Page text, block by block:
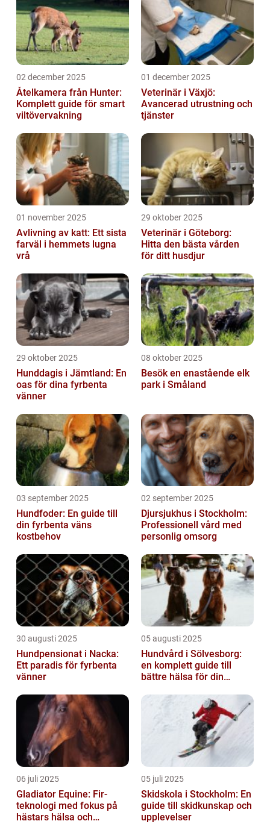
02 december 2025
Åtelkamera från Hunter:
Komplett guide för smart
viltövervakning
01 december 2025
Veterinär i Växjö:
Avancerad utrustning och
tjänster
01 november 2025
Avlivning av katt: Ett sista
farväl i hemmets lugna
vrå
29 oktober 2025
Veterinär i Göteborg:
Hitta den bästa vården
för ditt husdjur
29 oktober 2025
Hunddagis i Jämtland: En
oas för dina fyrbenta
vänner
08 oktober 2025
Besök en enastående elk
park i Småland
03 september 2025
Hundfoder: En guide till
din fyrbenta väns
kostbehov
02 september 2025
Djursjukhus i Stockholm:
Professionell vård med
personlig omsorg
30 augusti 2025
Hundpensionat i Nacka:
Ett paradis för fyrbenta
vänner
05 augusti 2025
Hundvård i Sölvesborg:
en komplett guide till
bättre hälsa för din
06 juli 2025
Gladiator Equine: Fir-
teknologi med fokus på
hästars hälsa och
05 juli 2025
Skidskola i Stockholm: En
guide till skidkunskap och
upplevelser